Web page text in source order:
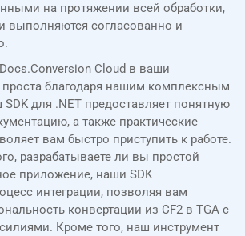
на протяжении всей обработки,
выполняются согласованно и
Cloud в ваши
благодаря нашим комплексным
для .NET предоставляет понятную
а также практические
вам быстро приступить к работе.
разрабатываете ли вы простой
приложение, наши SDK
интеграции, позволяя вам
конвертации из CF2 в TGA с
Кроме того, наш инструмент